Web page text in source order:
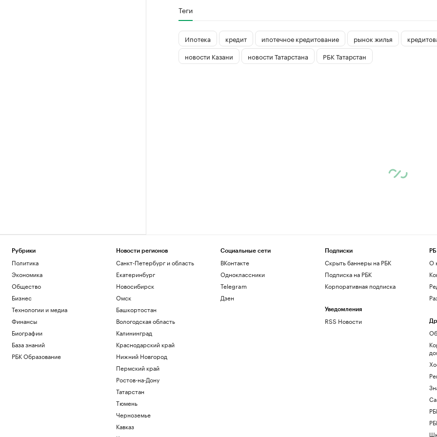
Теги
Ипотека кредит ипотечное кредитование рынок жилья
новости Казани
новости Татарстана РБК Татарстан
Рубрики
Политика
Экономика
Общество
Бизнес
Технологии и медиа
Финансы
Биографии
База знаний
РБК Образование
Новости регионов
Санкт-Петербург и область
Екатеринбург
Новосибирск
Омск
Башкортостан
Вологодская область
Калининград
Краснодарский край
Нижний Новгород
Пермский край
Ростов-на-Дону
Татарстан
Тюмень
Черноземье
Кавказ
Социальные сети
ВКонтакте
Одноклассники
Telegram
Дзен
Подписки
Скрыть баннеры на РБК
Подписка на РБК
Корпоративная подписка
Уведомления
RSS Новости
О